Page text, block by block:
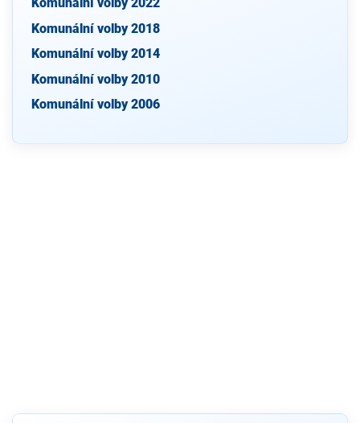
Komunální volby 2022
Komunální volby 2018
Komunální volby 2014
Komunální volby 2010
Komunální volby 2006